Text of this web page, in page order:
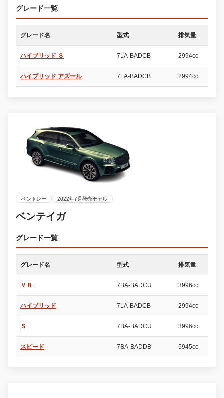
グレード一覧
グレード名 型式 排気量
ハイブリッド Ｓ 7LA-BADCB 2994cc
ハイブリッド アズール 7LA-BADCB 2994cc
ベントレー 2022年7月発売モデル
ベンテイガ
グレード一覧
グレード名 型式 排気量
Ｖ８ 7BA-BADCU 3996cc
ハイブリッド 7LA-BADCB 2994cc
Ｓ 7BA-BADCU 3996cc
スピード 7BA-BADDB 5945cc